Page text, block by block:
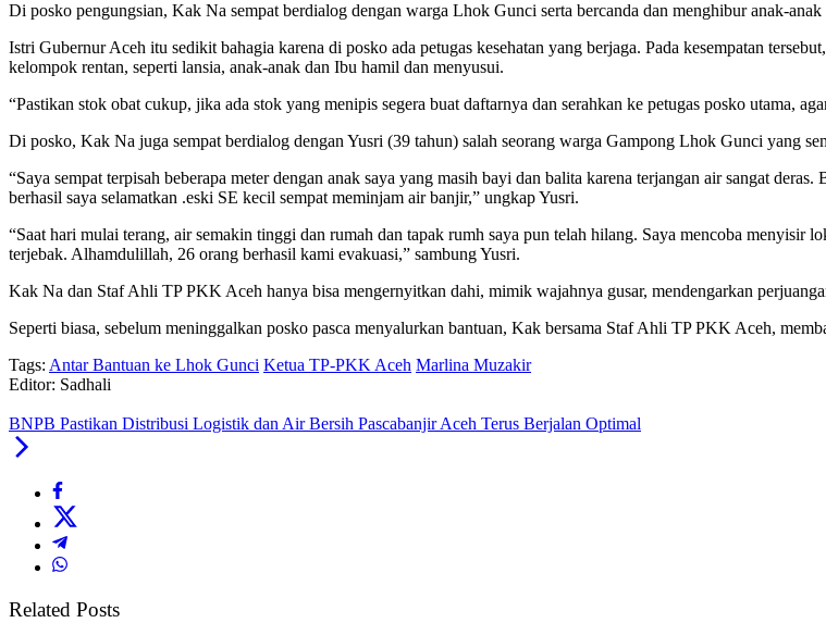
Di posko pengungsian, Kak Na sempat berdialog dengan warga Lhok Gunci serta bercanda dan menghibur anak-
Istri Gubernur Aceh itu sedikit bahagia karena di posko ada petugas kesehatan yang berjaga. Pada kesempatan
kelompok rentan, seperti lansia, anak-anak dan Ibu hamil dan menyusui.
“Pastikan stok obat cukup, jika ada stok yang menipis segera buat daftarnya dan serahkan ke petugas posko utama,
Di posko, Kak Na juga sempat berdialog dengan Yusri (39 tahun) salah seorang warga Gampong Lhok Gunci yang
“Saya sempat terpisah beberapa meter dengan anak saya yang masih bayi dan balita karena terjangan air sangat
berhasil saya selamatkan .eski SE kecil sempat meminjam air banjir,” ungkap Yusri.
“Saat hari mulai terang, air semakin tinggi dan rumah dan tapak rumh saya pun telah hilang. Saya mencoba menyisir
terjebak. Alhamdulillah, 26 orang berhasil kami evakuasi,” sambung Yusri.
Kak Na dan Staf Ahli TP PKK Aceh hanya bisa mengernyitkan dahi, mimik wajahnya gusar, mendengarkan
Seperti biasa, sebelum meninggalkan posko pasca menyalurkan bantuan, Kak bersama Staf Ahli TP PKK Aceh,
Tags: Antar Bantuan ke Lhok Gunci Ketua TP-PKK Aceh Marlina Muzakir
Editor: Sadhali
BNPB Pastikan Distribusi Logistik dan Air Bersih Pascabanjir Aceh Terus Berjalan Optimal
Related Posts